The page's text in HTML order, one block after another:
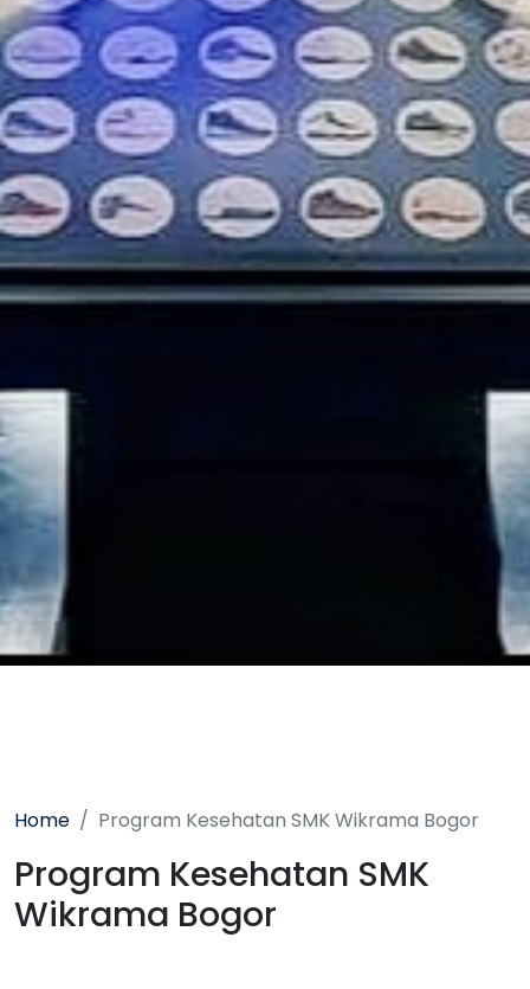
Home Program Kesehatan SMK Wikrama Bogor
Program Kesehatan SMK
Wikrama Bogor